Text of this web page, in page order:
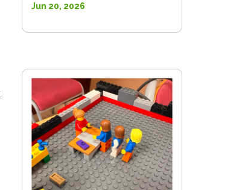
Jun 20, 2026